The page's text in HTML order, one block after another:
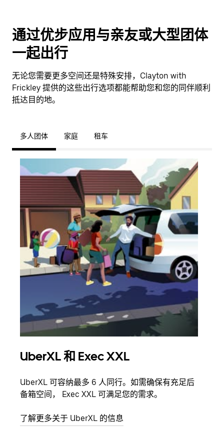
通过优步应用与亲友或大型团体
一起出行
无论您需要更多空间还是特殊安排，Clayton with
Frickley 提供的这些出行选项都能帮助您和您的同伴顺利
抵达目的地。
多人团体 家庭 租车
UberXL 和 Exec XXL
UberXL 可容纳最多 6 人同行。如需确保有充足后
备箱空间， Exec XXL 可满足您的需求。
了解更多关于 UberXL 的信息